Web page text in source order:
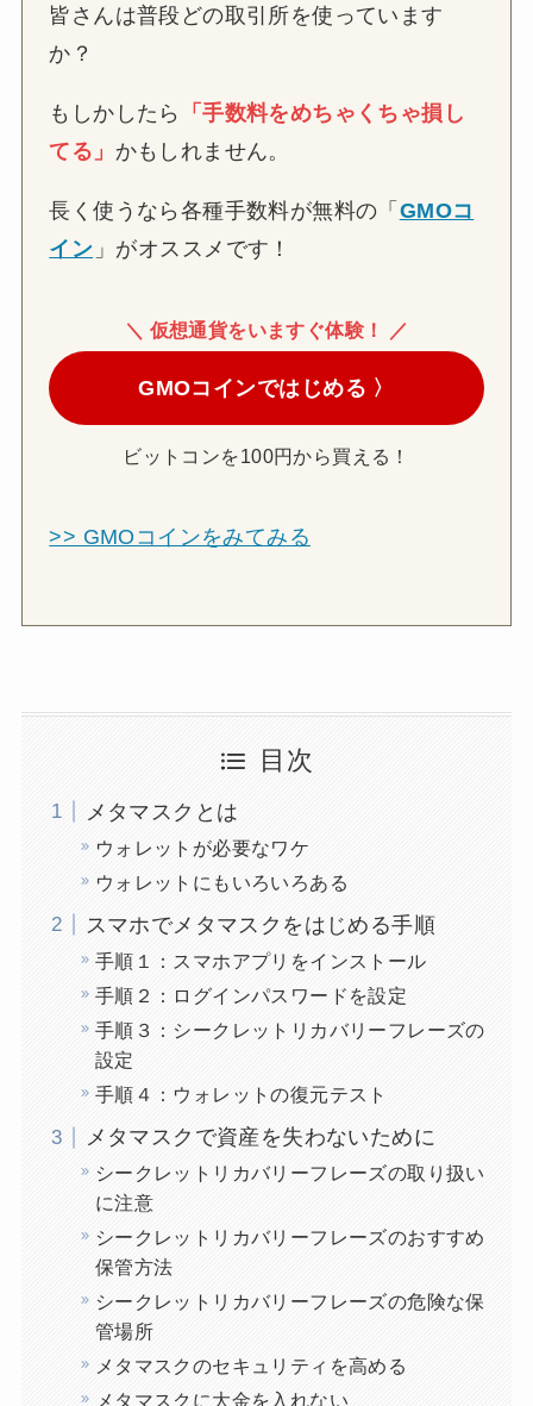
皆さんは普段どの取引所を使っています
か？
もしかしたら
「手数料をめちゃくちゃ損し
てる」 かもしれません。
長く使うなら各種手数料が無料の「 GMOコ
イン 」がオススメです！
＼ 仮想通貨をいますぐ体験！ ／
GMOコインではじめる 〉
ビットコンを100円から買える！
>> GMOコインをみてみる
目次
メタマスクとは
ウォレットが必要なワケ
ウォレットにもいろいろある
スマホでメタマスクをはじめる手順
手順１：スマホアプリをインストール
手順２：ログインパスワードを設定
手順３：シークレットリカバリーフレーズの
設定
手順４：ウォレットの復元テスト
メタマスクで資産を失わないために
シークレットリカバリーフレーズの取り扱い
に注意
シークレットリカバリーフレーズのおすすめ
保管方法
シークレットリカバリーフレーズの危険な保
管場所
メタマスクのセキュリティを高める
メタマスクに大金を入れない